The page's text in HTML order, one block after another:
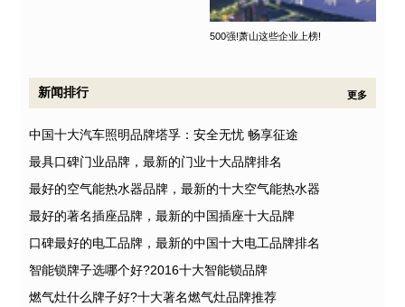
500强!萧山这些企业上榜!
新闻排行 更多
中国十大汽车照明品牌塔孚：安全无忧 畅享征途
最具口碑门业品牌，最新的门业十大品牌排名
最好的空气能热水器品牌，最新的十大空气能热水器
最好的著名插座品牌，最新的中国插座十大品牌
口碑最好的电工品牌，最新的中国十大电工品牌排名
智能锁牌子选哪个好?2016十大智能锁品牌
燃气灶什么牌子好?十大著名燃气灶品牌推荐